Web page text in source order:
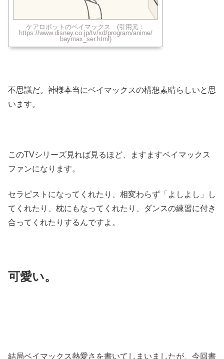
ケアロボットのベイマックス (引用元：
https://www.disney.co.jp/tv/xd/program/anime/
baymax_ser.html)
不思議だ。神様本当にベイマックスの構想素晴らしいと思
います。
このTVシリーズ見れば見るほど、ますますベイマックス
ファンになります。
セラピストになってくれたり、相変わらず「よしよし」し
てくれたり、枕にもなってくれたり、ダンスの練習に付き
合ってくれたりするんですよ。
可愛い。
結局ベイマックス熱愛さを書いてしまいましたが、今回書